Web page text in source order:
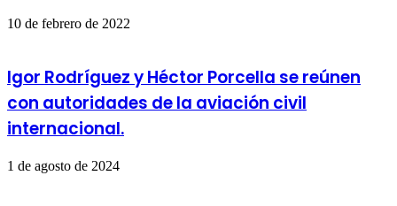
10 de febrero de 2022
Igor Rodríguez y Héctor Porcella se reúnen
con autoridades de la aviación civil
internacional.
1 de agosto de 2024